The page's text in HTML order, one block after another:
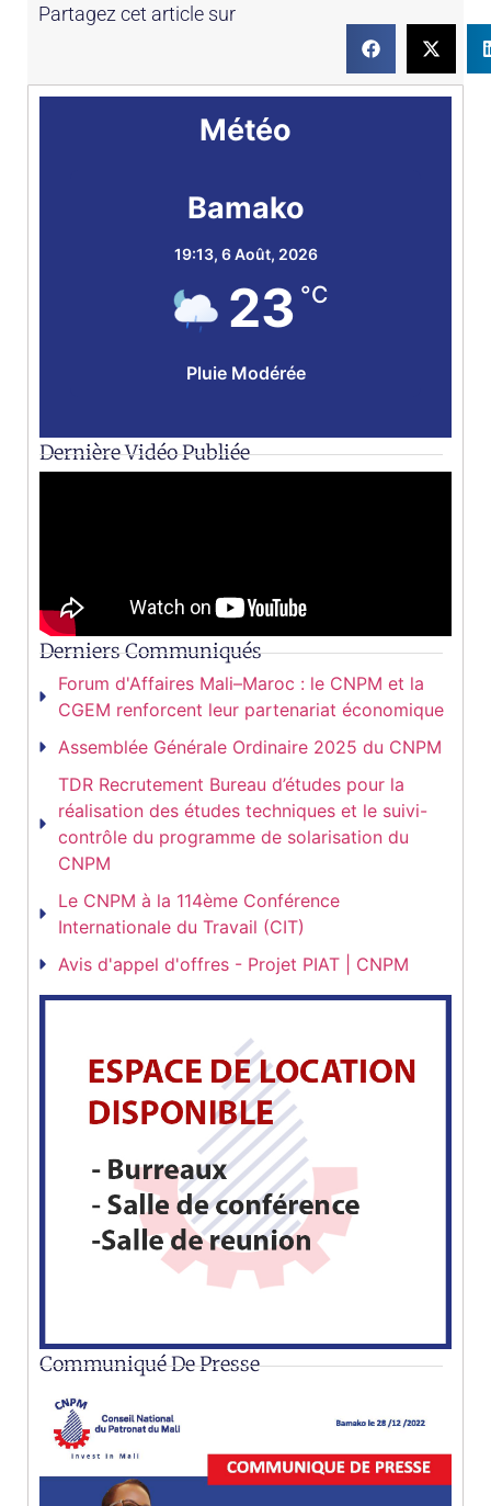
Partagez cet article sur
Météo
Bamako
19:13, 6 Août, 2026
23 °C
Pluie Modérée
Dernière Vidéo Publiée
Derniers Communiqués
Forum d'Affaires Mali–Maroc : le CNPM et la
CGEM renforcent leur partenariat économique
Assemblée Générale Ordinaire 2025 du CNPM
TDR Recrutement Bureau d’études pour la
réalisation des études techniques et le suivi-
contrôle du programme de solarisation du
CNPM
Le CNPM à la 114ème Conférence
Internationale du Travail (CIT)
Avis d'appel d'offres - Projet PIAT | CNPM
Communiqué De Presse